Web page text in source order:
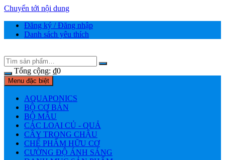
Chuyển tới nội dung
Đăng ký / Đăng nhập
Danh sách yêu thích
Tổng cộng: ₫0
Menu đặc biệt
AQUAPONICS
BỘ CƠ BẢN
BỘ MẪU
CÁC LOẠI CỦ - QUẢ
CÂY TRONG CHẬU
CHẾ PHẨM HỮU CƠ
CƯỜNG ĐỘ ÁNH SÁNG